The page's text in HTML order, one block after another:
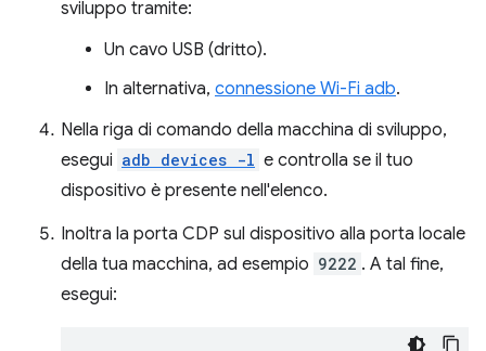
sviluppo tramite:
Un cavo USB (dritto).
In alternativa, connessione Wi-Fi adb.
Nella riga di comando della macchina di sviluppo,
esegui adb devices -l e controlla se il tuo
dispositivo è presente nell'elenco.
Inoltra la porta CDP sul dispositivo alla porta locale
della tua macchina, ad esempio 9222 . A tal fine,
esegui: